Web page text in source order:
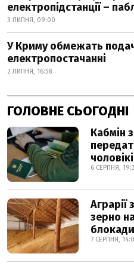
електропідстанції –
3 ЛИПНЯ, 09:00
У Криму обмежать
електропостачанні
2 ЛИПНЯ, 16:58
ГОЛОВНЕ СЬОГОДНІ
Кабмін
6 СЕРПНЯ,
Аграрії
зерно
7 СЕРПНЯ,